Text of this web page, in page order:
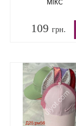
МІКС
109 грн.